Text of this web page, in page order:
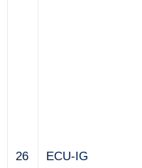
26 ECU-IG